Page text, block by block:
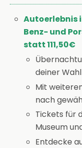
Autoerlebnis
Benz- und
statt 111,50€
deiner Wahl
Mit
nach
Tickets für
Museum
Entdecke